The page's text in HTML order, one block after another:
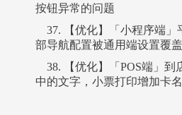
按钮异常的问题
37. 【优化】「小程序端
部导航配置被通用端设置覆
38. 【优化】「POS端」到
中的文字，小票打印增加卡